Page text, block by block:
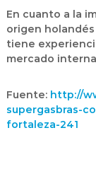
En cuanto a la
origen
tiene
mercado
Fuente: http://
supergasbras-
fortaleza-241